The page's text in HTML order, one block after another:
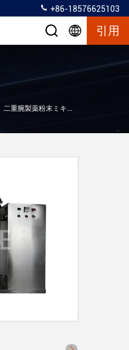
+86-18576625103
引用
二重腕製薬粉末ミキサー V型100L